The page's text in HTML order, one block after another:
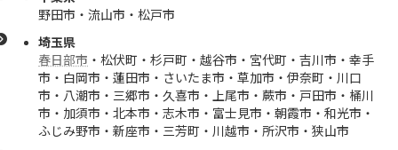
野田市・流山市・松戸市
埼玉県
春日部市 ・松伏町・杉戸町・越谷市・宮代町・吉川市・幸手
市・白岡市・蓮田市・さいたま市・草加市・伊奈町・川口
市・八潮市・三郷市・久喜市・上尾市・蕨市・戸田市・桶川
市・加須市・北本市・志木市・富士見市・朝霞市・和光市・
ふじみ野市・新座市・三芳町・川越市・所沢市・狭山市